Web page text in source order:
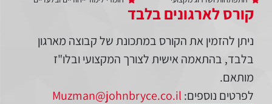
קורס לארגונים בלבד
ניתן להזמין את הקורס במתכונת של קבוצה מארגון
בלבד, בהתאמה אישית לצורך המקצועי ובלו"ז
מותאם.
לפרטים נוספים: Muzman@johnbryce.co.il